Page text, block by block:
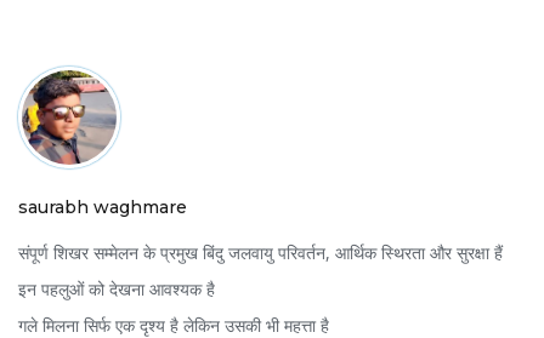
saurabh waghmare
संपूर्ण शिखर सम्मेलन के प्रमुख बिंदु जलवायु परिवर्तन, आर्थिक स्थिरता और सुरक्षा हैं
इन पहलुओं को देखना आवश्यक है
गले मिलना सिर्फ एक दृश्य है लेकिन उसकी भी महत्ता है